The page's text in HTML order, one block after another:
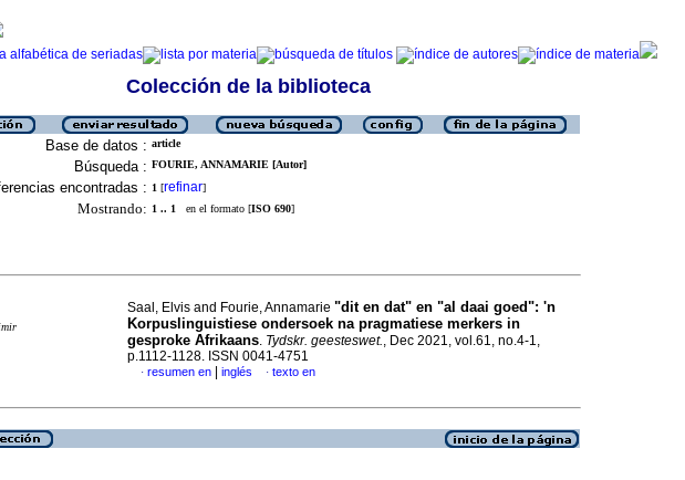
Colección de la biblioteca
Base de datos : article
Búsqueda : FOURIE, ANNAMARIE [Autor]
encontradas : 1 [refinar]
Mostrando: 1 .. 1 en el formato [ISO 690]
Saal, Elvis and Fourie, Annamarie "dit en dat" en "al daai goed": 'n
Korpuslinguistiese ondersoek na pragmatiese merkers in
gesproke Afrikaans. Tydskr. geesteswet., Dec 2021, vol.61, no.4-1,
p.1112-1128. ISSN 0041-4751
· resumen en inglés · texto en